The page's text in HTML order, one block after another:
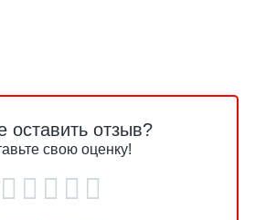
оставить отзыв?
свою оценку!